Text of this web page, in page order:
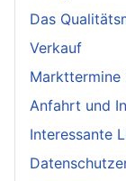
Das
Verkauf
Markttermine
Anfahrt und
Interessante